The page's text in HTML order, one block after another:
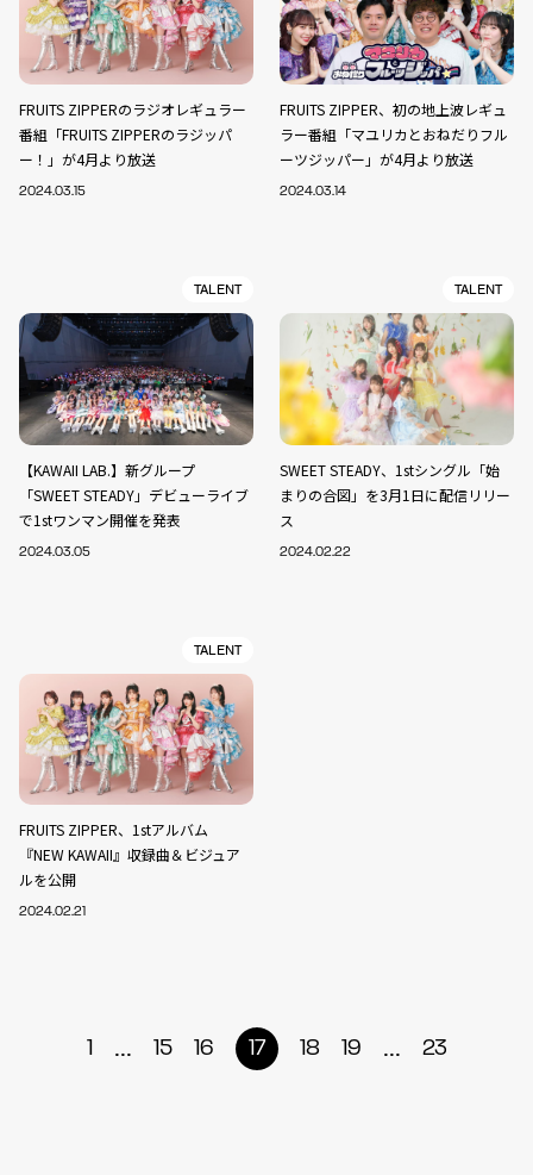
FRUITS ZIPPERのラジオレギュラー
番組「FRUITS ZIPPERのラジッパ
ー！」が4月より放送
2024.03.15
FRUITS ZIPPER、初の地上波レギュ
ラー番組「マユリカとおねだりフル
ーツジッパー」が4月より放送
2024.03.14
TALENT
【KAWAII LAB.】新グループ
「SWEET STEADY」デビューライブ
で1stワンマン開催を発表
2024.03.05
TALENT
SWEET STEADY、1stシングル「始
まりの合図」を3月1日に配信リリー
ス
2024.02.22
TALENT
FRUITS ZIPPER、1stアルバム
『NEW KAWAII』収録曲＆ビジュア
ルを公開
2024.02.21
1 ... 15 16 17 18 19 ... 23